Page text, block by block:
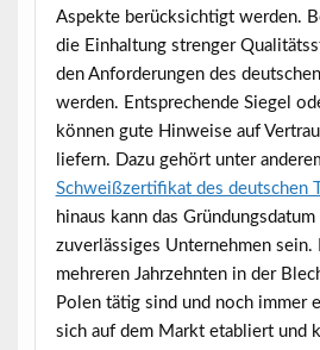
Aspekte berücksichtigt werden.
die Einhaltung strenger
den Anforderungen des
werden. Entsprechende Siegel
können gute Hinweise auf
liefern. Dazu gehört unter
Schweißzertifikat des deutschen
hinaus kann das
zuverlässiges Unternehmen sein.
mehreren Jahrzehnten in der
Polentätig sind und noch immer
sich auf dem Markt etabliert und